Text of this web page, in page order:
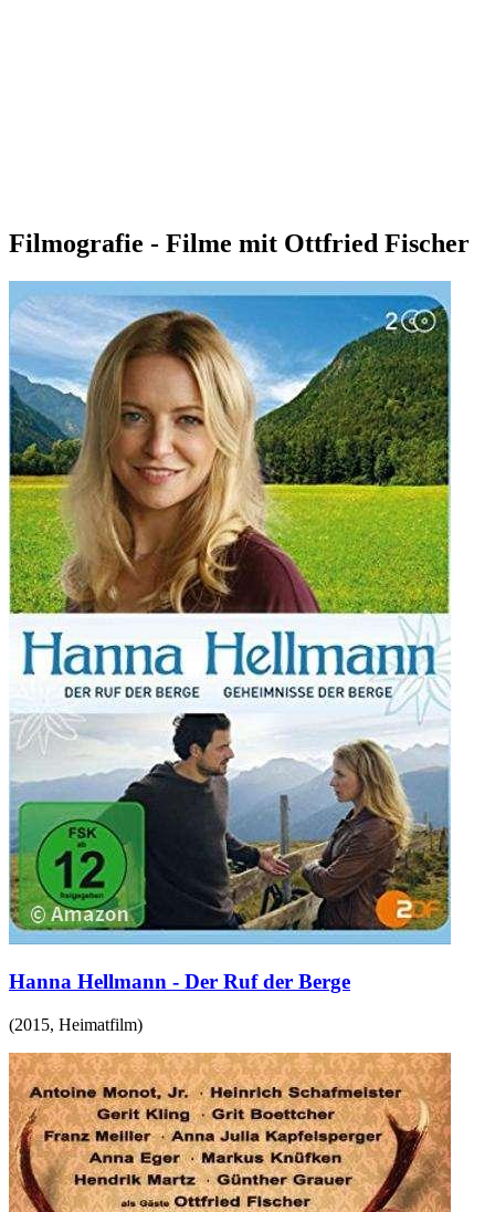
Filmografie - Filme mit Ottfried Fischer
Hanna Hellmann - Der Ruf der Berge
(2015, Heimatfilm)